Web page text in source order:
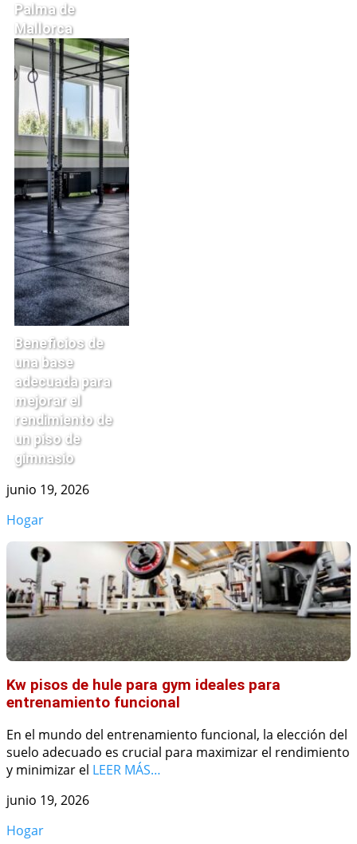
Palma de
Mallorca
Beneficios de
una base
adecuada para
mejorar el
rendimiento de
un piso de
gimnasio
junio 19, 2026
Hogar
Kw pisos de hule para gym ideales para
entrenamiento funcional
En el mundo del entrenamiento funcional, la elección del
suelo adecuado es crucial para maximizar el rendimiento
y minimizar el LEER MÁS…
junio 19, 2026
Hogar